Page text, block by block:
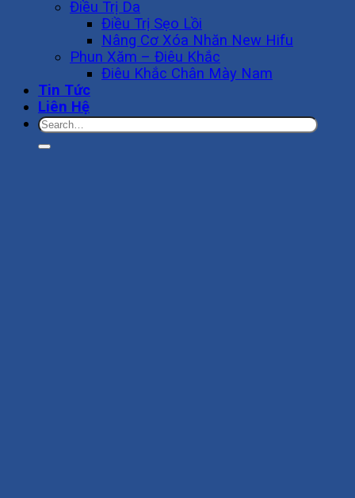
Điều Trị Da
Điều Trị Sẹo Lồi
Nâng Cơ Xóa Nhăn New Hifu
Phun Xăm – Điêu Khắc
Điêu Khắc Chân Mày Nam
Tin Tức
Liên Hệ